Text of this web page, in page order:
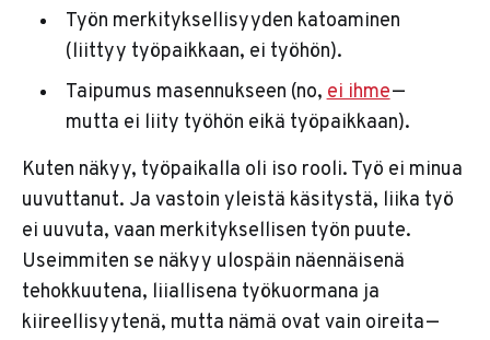
Työn merkityksellisyyden katoaminen
(liittyy työpaikkaan, ei työhön).
Taipumus masennukseen (no,ei ihme—
mutta ei liity työhön eikä työpaikkaan).
Kuten näkyy, työpaikalla oli iso rooli. Työ ei minua
uuvuttanut. Ja vastoin yleistä käsitystä, liika työ
ei uuvuta, vaan merkityksellisen työn puute.
Useimmiten se näkyy ulospäin näennäisenä
tehokkuutena, liiallisena työkuormana ja
kiireellisyytenä, mutta nämä ovat vain oireita —